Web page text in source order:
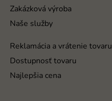
Zakázková výroba
Naše služby
Reklamácia a vrátenie tovaru
Dostupnosť tovaru
Najlepšia cena